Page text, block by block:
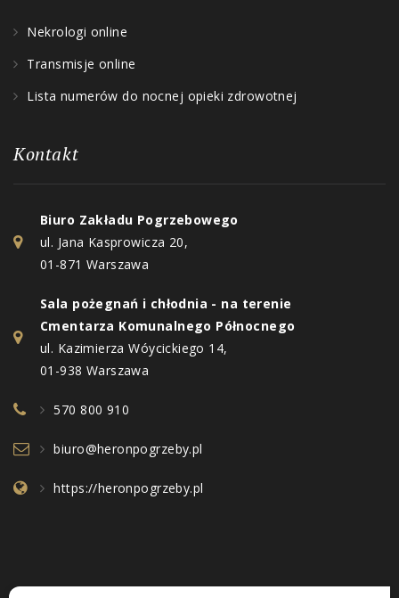
Nekrologi online
Transmisje online
Lista numerów do nocnej opieki zdrowotnej
Kontakt
Biuro Zakładu Pogrzebowego
ul. Jana Kasprowicza 20,
01-871 Warszawa
Sala pożegnań i chłodnia - na terenie
Cmentarza Komunalnego Północnego
ul. Kazimierza Wóycickiego 14,
01-938 Warszawa
570 800 910
biuro@heronpogrzeby.pl
https://heronpogrzeby.pl